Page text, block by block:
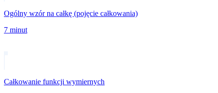
Ogólny wzór na całkę (pojęcie całkowania)
7 minut
Całkowanie funkcji wymiernych